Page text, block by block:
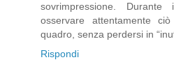
sovrimpressione.
osservare attentamente
quadro, senza perdersi in
Rispondi